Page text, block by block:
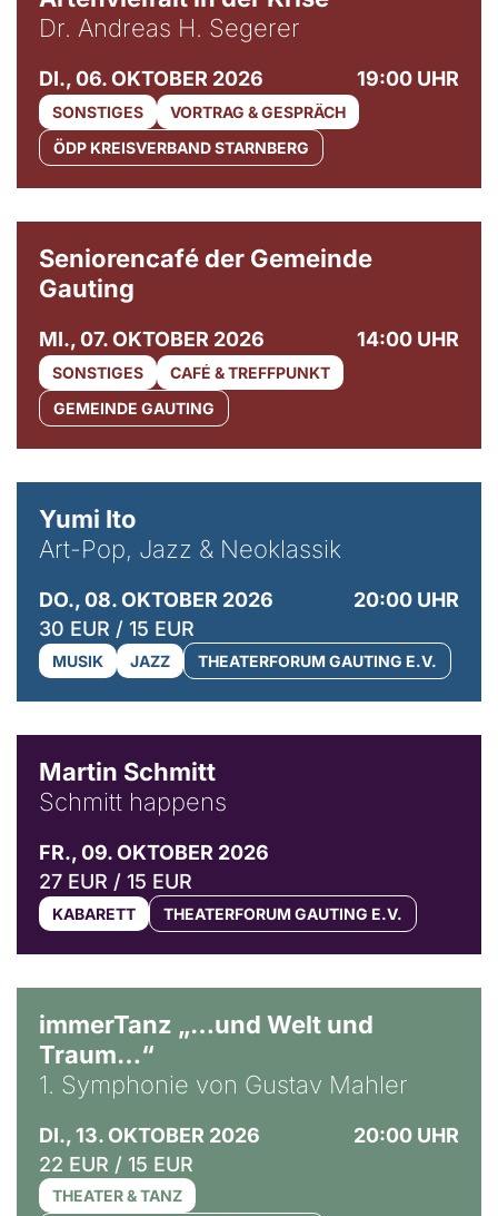
Dr. Andreas H. Segerer
DI., 06. OKTOBER 2026 19:00 UHR
SONSTIGES
VORTRAG & GESPRÄCH
ÖDP KREISVERBAND STARNBERG
Seniorencafé der Gemeinde
Gauting
MI., 07. OKTOBER 2026 14:00 UHR
SONSTIGES
CAFÉ & TREFFPUNKT
GEMEINDE GAUTING
Yumi Ito
Art-Pop, Jazz & Neoklassik
DO., 08. OKTOBER 2026
20:00 UHR
30 EUR / 15 EUR
MUSIK JAZZ THEATERFORUM GAUTING E.V.
Martin Schmitt
Schmitt happens
FR., 09. OKTOBER 2026
27 EUR / 15 EUR
KABARETT THEATERFORUM GAUTING E.V.
immerTanz „…und Welt und
Traum…“
1. Symphonie von Gustav Mahler
DI., 13. OKTOBER 2026
20:00 UHR
22 EUR / 15 EUR
THEATER & TANZ